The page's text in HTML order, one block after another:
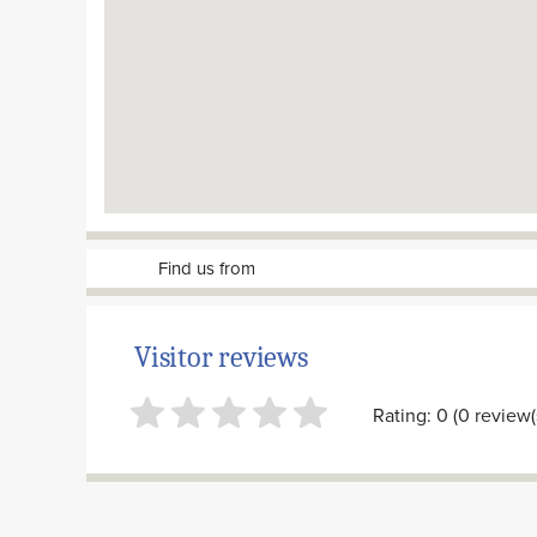
Find us from
Visitor reviews
Rating: 0 (0